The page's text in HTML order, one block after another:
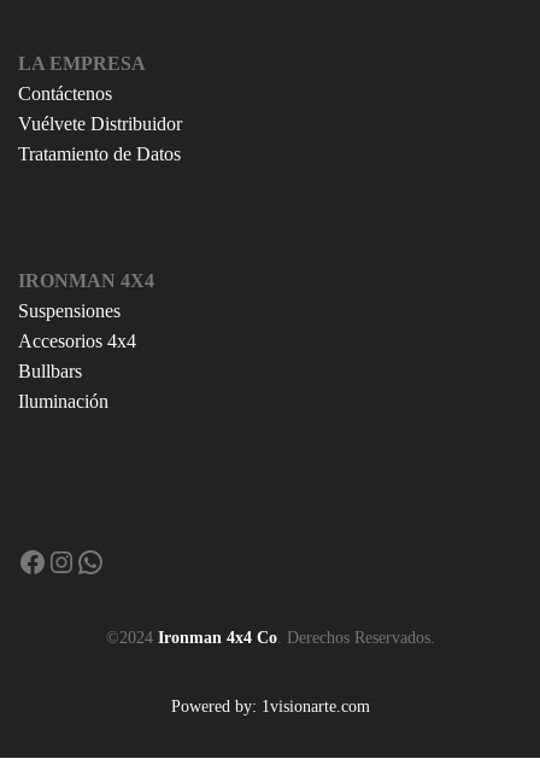
LA EMPRESA
Contáctenos
Vuélvete Distribuidor
Tratamiento de Datos
IRONMAN 4X4
Suspensiones
Accesorios 4x4
Bullbars
Iluminación
Facebook
Instagram
WhatsApp
©2024 Ironman 4x4 Co. Derechos Reservados.
Powered by: 1visionarte.com